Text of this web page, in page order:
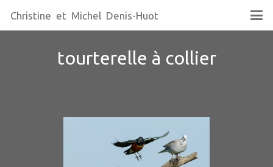
Christine et Michel Denis-Huot
tourterelle à collier